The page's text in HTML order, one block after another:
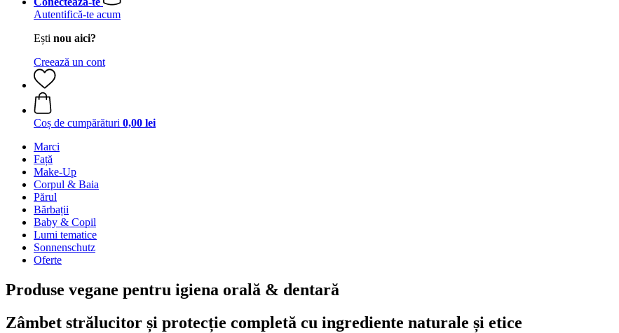
Autentifică-te acum
Ești nou aici?
Creează un cont
Coș de cumpărături 0,00 lei
Marci
Față
Make-Up
Corpul & Baia
Părul
Bărbații
Baby & Copil
Lumi tematice
Sonnenschutz
Oferte
Produse vegane pentru igiena orală & dentară
Zâmbet strălucitor și protecție completă cu ingrediente naturale și etice